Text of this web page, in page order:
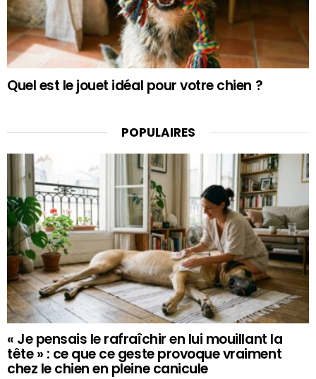
Quel est le jouet idéal pour votre chien ?
POPULAIRES
« Je pensais le rafraîchir en lui mouillant la
tête » : ce que ce geste provoque vraiment
chez le chien en pleine canicule